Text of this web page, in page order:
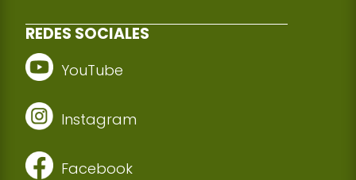
REDES SOCIALES
YouTube
Instagram
Facebook